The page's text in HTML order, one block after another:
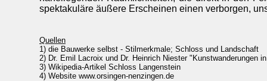
spektakuläre äußere Erscheinen einen verborgen,
Quellen
1) die Bauwerke selbst - Stilmerkmale; Schloss und Landschaft
2) Dr. Emil Lacroix und Dr. Heinrich Niester "Kunstwanderungen
3) Wikipedia-Artikel Schloss Langenstein
4) Website www.orsingen-nenzingen.de